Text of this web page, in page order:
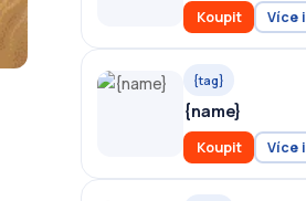
Koupit Více
{tag}
{name}
Koupit Více